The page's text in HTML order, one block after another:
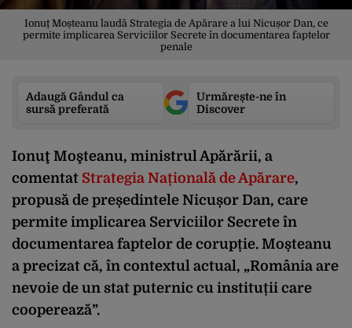
Ionuț Moșteanu laudă Strategia de Apărare a lui Nicușor Dan, ce
permite implicarea Serviciilor Secrete în documentarea faptelor
penale
Adaugă Gândul ca
sursă preferată
Urmărește-ne în
Discover
Ionuţ Moşteanu, ministrul Apărării, a
comentat Strategia Națională de Apărare,
propusă de președintele Nicușor Dan, care
permite implicarea Serviciilor Secrete în
documentarea faptelor de corupție. Moșteanu
a precizat că, în contextul actual, „România are
nevoie de un stat puternic cu instituții care
cooperează”.